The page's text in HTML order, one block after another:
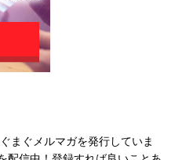
まぐメルマガを発行していま